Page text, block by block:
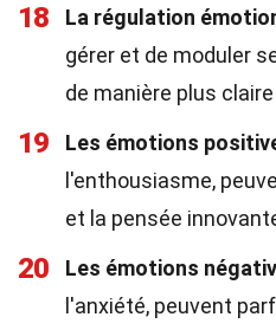
18 La régulation
gérer et de moduler
de manière plus
19 Les émotions
l'enthousiasme,
et la pensée
20 Les émotions
l'anxiété, peuvent